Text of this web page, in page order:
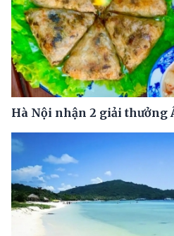
Hà Nội nhận 2 giải thưởng